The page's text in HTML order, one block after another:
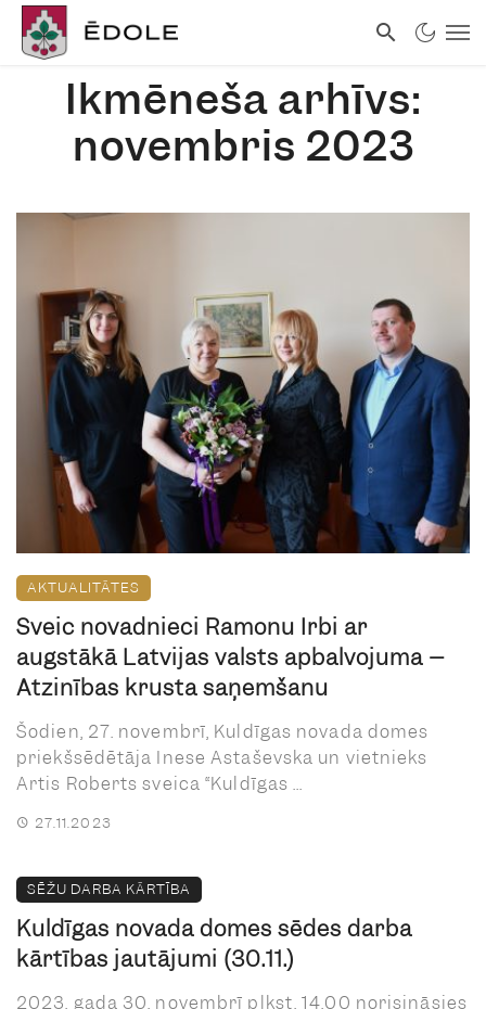
Ikmēneša arhīvs:
novembris 2023
AKTUALITĀTES
Sveic novadnieci Ramonu Irbi ar
augstākā Latvijas valsts apbalvojuma –
Atzinības krusta saņemšanu
Šodien, 27. novembrī, Kuldīgas novada domes
priekšsēdētāja Inese Astaševska un vietnieks
Artis Roberts sveica “Kuldīgas ...
27.11.2023
SĒŽU DARBA KĀRTĪBA
Kuldīgas novada domes sēdes darba
kārtības jautājumi (30.11.)
2023. gada 30. novembrī plkst. 14.00 norisināsies